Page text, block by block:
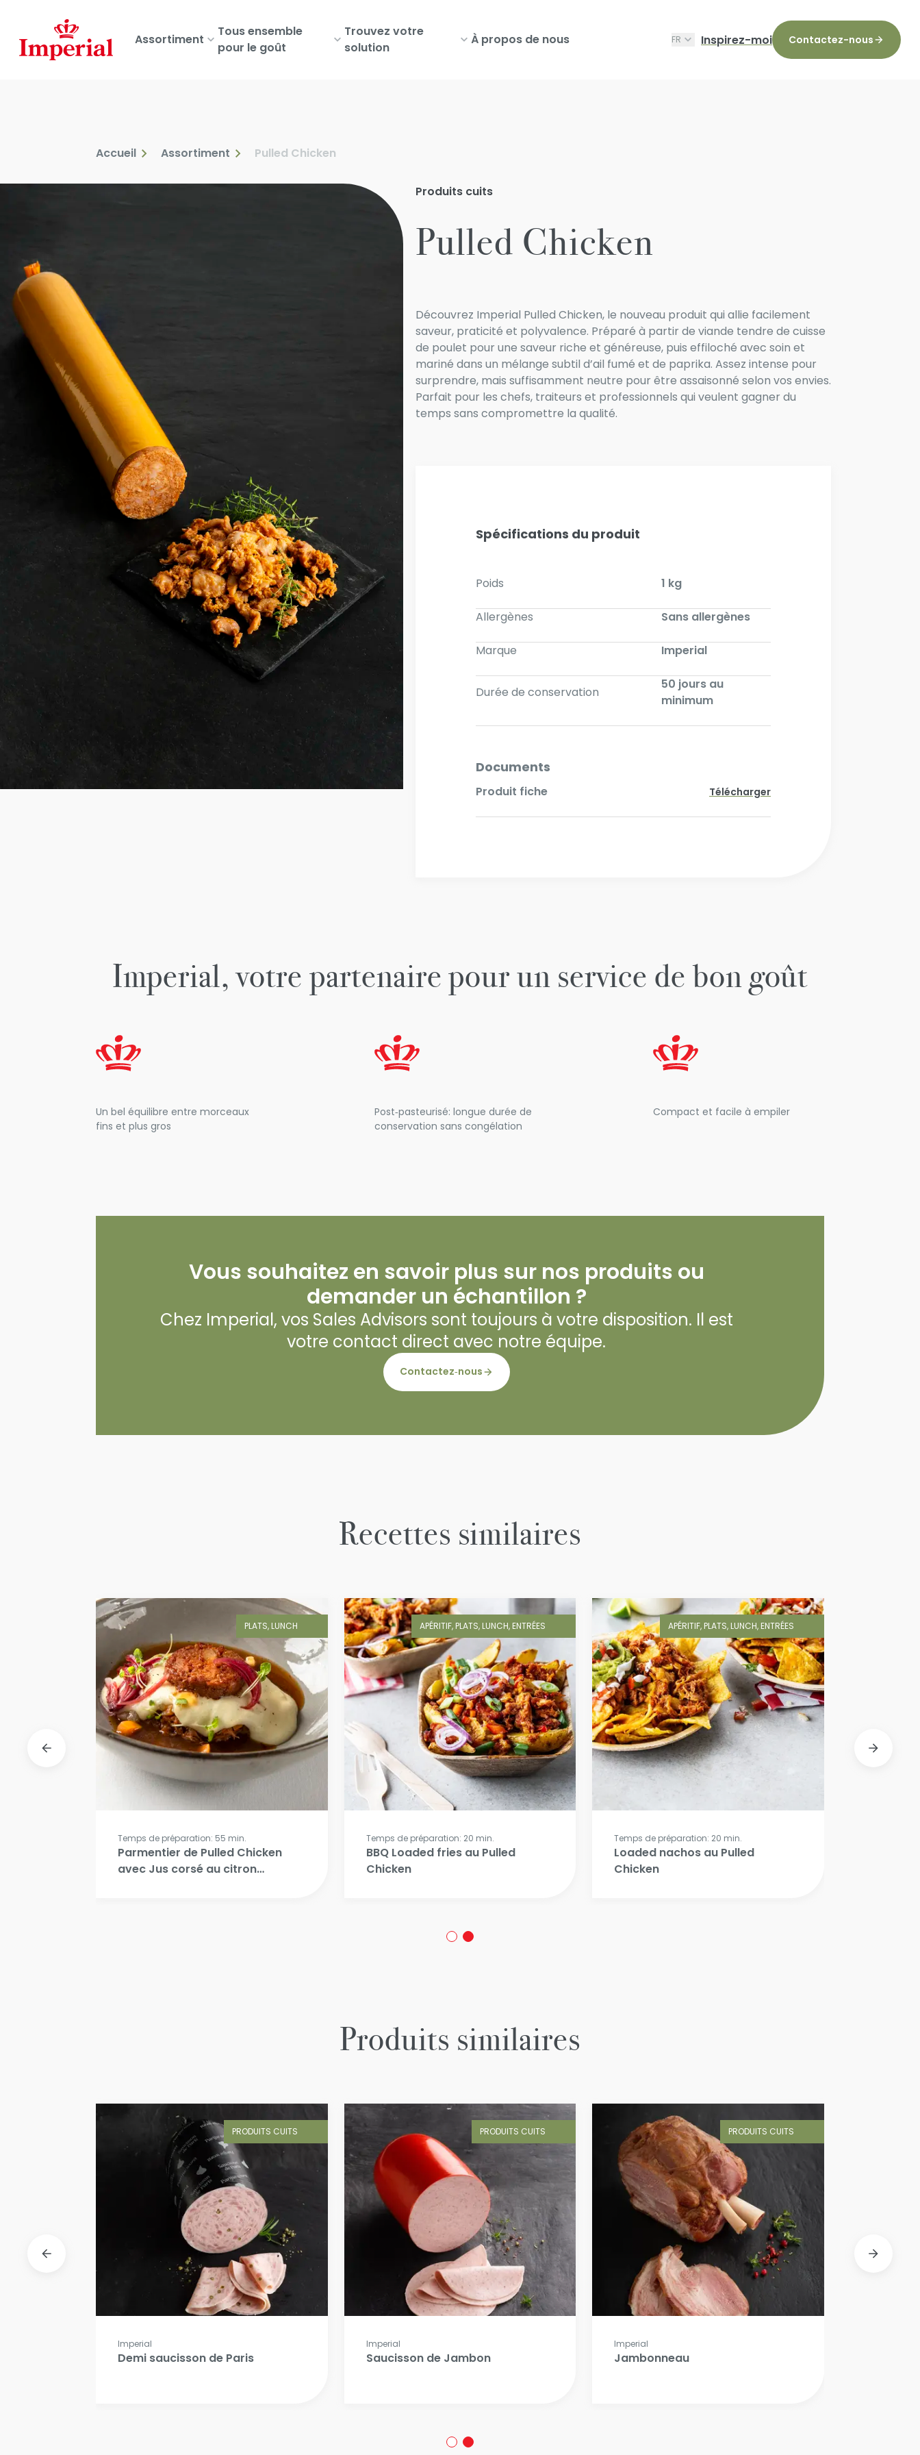
main
content
Assortiment
Tous ensemble
pour le goût
Trouvez votre
solution
À propos de nous FR Inspirez-moi Contactez-nous
Accueil Assortiment Pulled Chicken
Produits cuits
Pulled Chicken
Découvrez Imperial Pulled Chicken, le nouveau produit qui allie facilement
saveur, praticité et polyvalence. Préparé à partir de viande tendre de cuisse
de poulet pour une saveur riche et généreuse, puis effiloché avec soin et
mariné dans un mélange subtil d’ail fumé et de paprika. Assez intense pour
surprendre, mais suffisamment neutre pour être assaisonné selon vos envies.
Parfait pour les chefs, traiteurs et professionnels qui veulent gagner du
temps sans compromettre la qualité.
Spécifications du produit
Poids 1 kg
Allergènes Sans allergènes
Marque Imperial
Durée de conservation
50 jours au
minimum
Documents
Produit fiche Télécharger
Imperial, votre partenaire pour un service de bon goût
Un bel équilibre entre morceaux
fins et plus gros
Post‑pasteurisé: longue durée de
conservation sans congélation
Compact et facile à empiler
Vous souhaitez en savoir plus sur nos produits ou
demander un échantillon ?
Chez Imperial, vos Sales Advisors sont toujours à votre disposition. Il est
votre contact direct avec notre équipe.
Contactez‑nous
Recettes similaires
PLATS, LUNCH
Temps de préparation: 55 min.
Parmentier de Pulled Chicken
avec Jus corsé au citron
APÉRITIF, PLATS, LUNCH, ENTRÉES
Temps de préparation: 20 min.
BBQ Loaded fries au Pulled
Chicken
APÉRITIF, PLATS, LUNCH, ENTRÉES
Temps de préparation: 20 min.
Loaded nachos au Pulled
Chicken
Produits similaires
PRODUITS CUITS
Imperial
Demi saucisson de Paris
PRODUITS CUITS
Imperial
Saucisson de Jambon
PRODUITS CUITS
Imperial
Jambonneau